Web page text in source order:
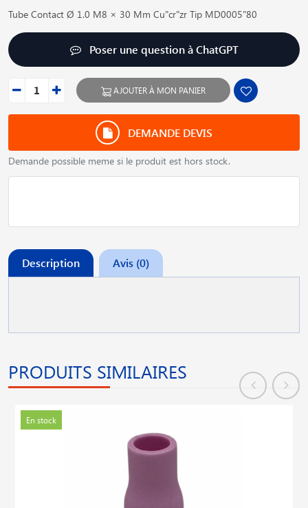
Tube Contact Ø 1.0 M8 × 30 Mm Cu"cr"zr Tip MD0005"80
Poser une question à ChatGPT
AJOUTER À MON PANIER
DEMANDE DEVIS
Demande possible meme si le produit est hors stock.
Description Avis (0)
PRODUITS SIMILAIRES
En stock